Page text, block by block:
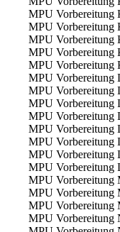
MPU Vorbereitung
MPU Vorbereitung
MPU Vorbereitung
MPU Vorbereitung
MPU Vorbereitung
MPU Vorbereitung
MPU Vorbereitung
MPU Vorbereitung
MPU Vorbereitung
MPU Vorbereitung
MPU Vorbereitung
MPU Vorbereitung
MPU Vorbereitung
MPU Vorbereitung
MPU Vorbereitung
MPU Vorbereitung
MPU Vorbereitung